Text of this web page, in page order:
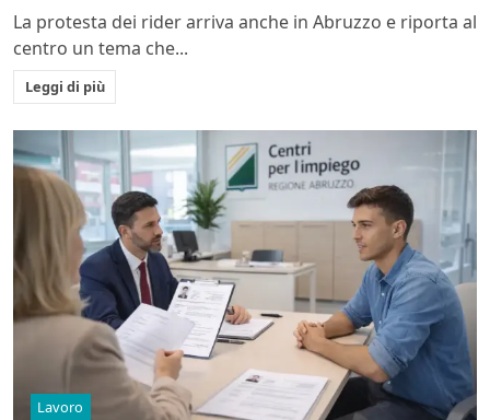
La protesta dei rider arriva anche in Abruzzo e riporta al
centro un tema che...
Leggi di più
Lavoro